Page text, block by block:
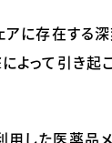
アに存在する
よって引き起
した医薬品